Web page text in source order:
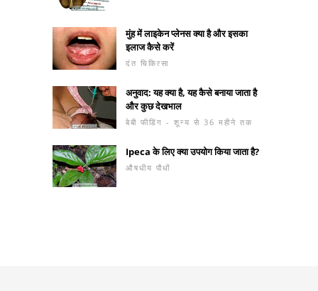
मुंह में लाइकेन प्लेनस क्या है और इसका
इलाज कैसे करें
दंत चिकित्सा
अनुवाद: यह क्या है, यह कैसे बनाया जाता है
और कुछ देखभाल
बेबी फीडिंग - शून्य से 36 महीने तक
Ipeca के लिए क्या उपयोग किया जाता है?
औषधीय पौधों